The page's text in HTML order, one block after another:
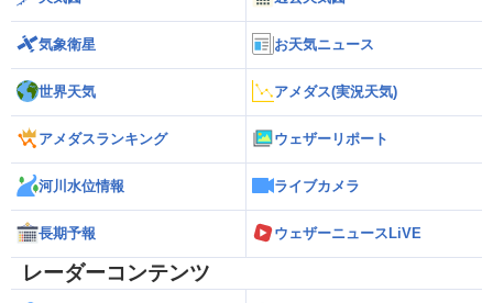
気象衛星 お天気ニュース
世界天気 アメダス(実況天気)
アメダスランキング ウェザーリポート
河川水位情報 ライブカメラ
長期予報 ウェザーニュースLiVE
レーダーコンテンツ